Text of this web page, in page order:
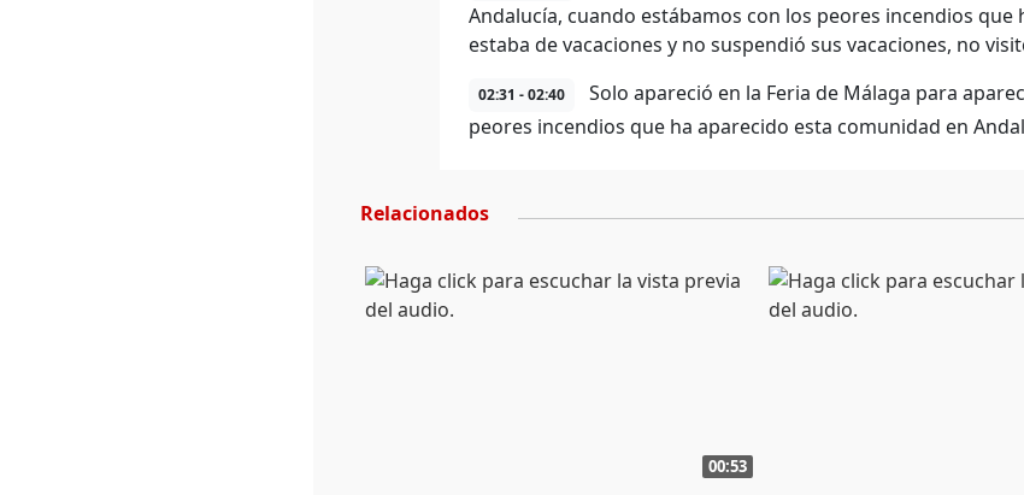
Andalucía, cuando estábamos con los peores incendios
estaba de vacaciones y no suspendió sus vacaciones, no
02:31 - 02:40
Solo apareció en la Feria de Málaga para
peores incendios que ha aparecido esta comunidad en
Relacionados
00:53